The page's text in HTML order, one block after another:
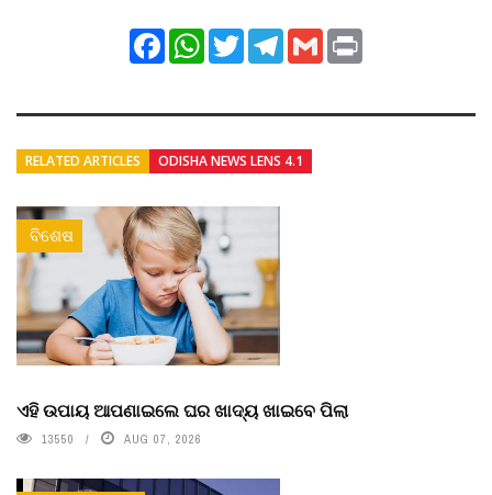
FacebookWhatsApp
TwitterTelegram
Gmail
RELATED ARTICLES ODISHA NEWS LENS 4.1
ବିଶେଷ
ଏହି ଉପାୟ ଆପଣାଇଲେ ଘର ଖାଦ୍ୟ ଖାଇବେ ପିଲା
13550 AUG 07, 2026